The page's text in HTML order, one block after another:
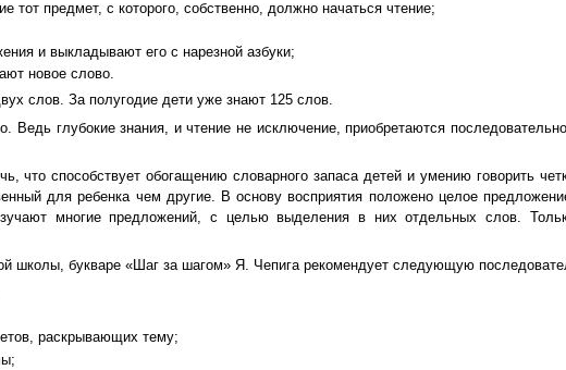
тот предмет, с которого, собственно, должно начаться чтение;
и выкладывают его с нарезной азбуки;
новое слово.
слов. За полугодие дети уже знают 125 слов.
Ведь глубокие знания, и чтение не исключение, приобретаются
что способствует обогащению словарного запаса детей и умению говорить
для ребенка чем другие. В основу восприятия положено целое
многие предложений, с целью выделения в них отдельных слов.
школы, букваре «Шаг за шагом» Я. Чепига рекомендует следующую
раскрывающих тему;